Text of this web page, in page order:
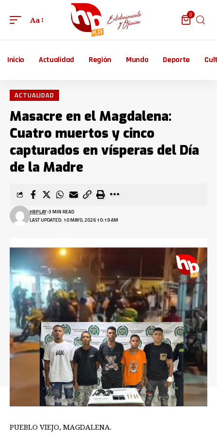
Aa
0
Inicio Actualidad Región Mundo Deporte
ACTUALIDAD
Masacre en el Magdalena:
Cuatro muertos y cinco
capturados en vísperas del Día
de la Madre
LAST UPDATED: 10 MAYO, 2026 10:19 AM
HBPLAY 3 MIN READ
PUEBLO VIEJO, MAGDALENA.